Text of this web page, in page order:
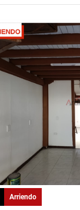
Arriendo